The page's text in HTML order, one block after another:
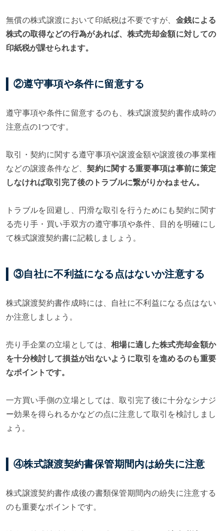
無償の株式譲渡において印紙税は不要ですが、 金銭による
株式の取得などの行為があれば、株式売却金額に対しての
印紙税が課せられます。
②遵守事項や条件に留意する
遵守事項や条件に留意するのも、株式譲渡契約書作成時の
注意点の1つです。
取引・契約に関する遵守事項や譲渡金額や譲渡後の事業権
などの譲渡条件など、契約に関する重要事項は事前に策定
しなければ取引完了後のトラブルに繋がりかねません。
トラブルを回避し、円滑な取引を行うためにも契約に関す
る売り手・買い手双方の遵守事項や条件、目的を明確にし
て株式譲渡契約書に記載しましょう。
③自社に不利益になる点はないか注意する
株式譲渡契約書作成時には、自社に不利益になる点はない
か注意しましょう。
売り手企業の立場としては、相場に適した株式売却金額か
を十分検討して損益が出ないように取引を進めるのも重要
なポイントです。
一方買い手側の立場としては、取引完了後に十分なシナジ
ー効果を得られるかなどの点に注意して取引を検討しまし
ょう。
④株式譲渡契約書保管期間内は紛失に注意
株式譲渡契約書作成後の書類保管期間内の紛失に注意する
のも重要なポイントです。